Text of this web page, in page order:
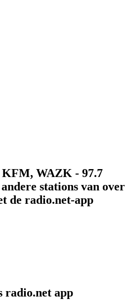
WAZK - 97.7
stations van over
de radio.net-app
radio.net app